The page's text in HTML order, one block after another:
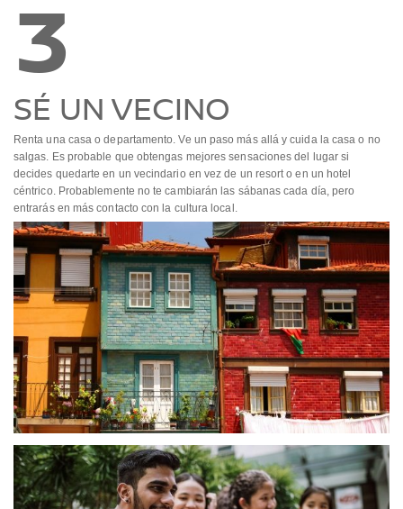
3
SÉ UN VECINO
Renta una casa o departamento. Ve un paso más allá y cuida la casa o no
salgas. Es probable que obtengas mejores sensaciones del lugar si
decides quedarte en un vecindario en vez de un resort o en un hotel
céntrico. Probablemente no te cambiarán las sábanas cada día, pero
entrarás en más contacto con la cultura local.